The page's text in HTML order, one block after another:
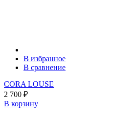
В избранное
В сравнение
CORA LOUSE
2 700 ₽
В корзину